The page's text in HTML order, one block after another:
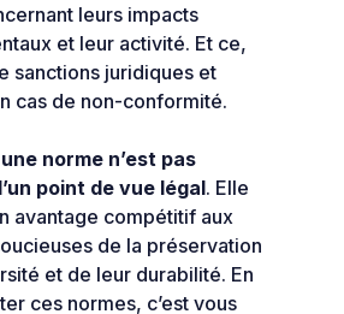
leurs impacts
et leur activité. Et ce,
sanctions juridiques et
cas de non-conformité.
une norme n’est pas
point de vue légal. Elle
avantage compétitif aux
de la préservation
et de leur durabilité. En
ces normes, c’est vous